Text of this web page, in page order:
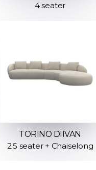
4 seater
TORINO DIIVAN
2.5 seater + Chaiselong